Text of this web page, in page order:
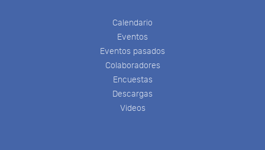
Calendario
Eventos
Eventos pasados
Colaboradores
Encuestas
Descargas
Videos